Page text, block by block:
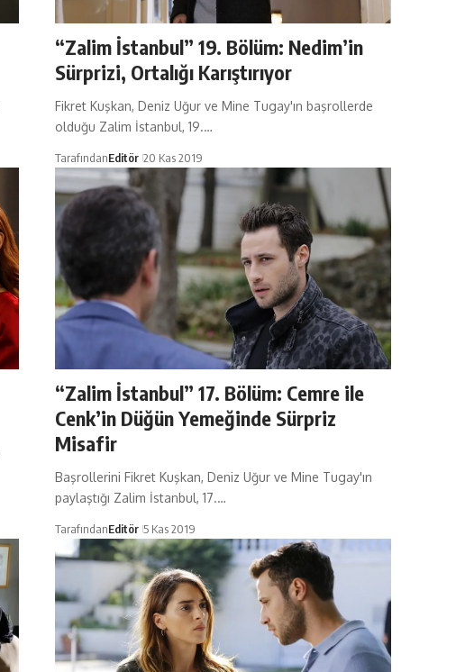
“Zalim İstanbul” 19. Bölüm: Nedim’in
Sürprizi, Ortalığı Karıştırıyor
Fikret Kuşkan, Deniz Uğur ve Mine Tugay'ın başrollerde
olduğu Zalim İstanbul, 19.…
TarafındanEditör 20 Kas 2019
“Zalim İstanbul” 17. Bölüm: Cemre ile
Cenk’in Düğün Yemeğinde Sürpriz
Misafir
Başrollerini Fikret Kuşkan, Deniz Uğur ve Mine Tugay'ın
paylaştığı Zalim İstanbul, 17.…
TarafındanEditör 5 Kas 2019